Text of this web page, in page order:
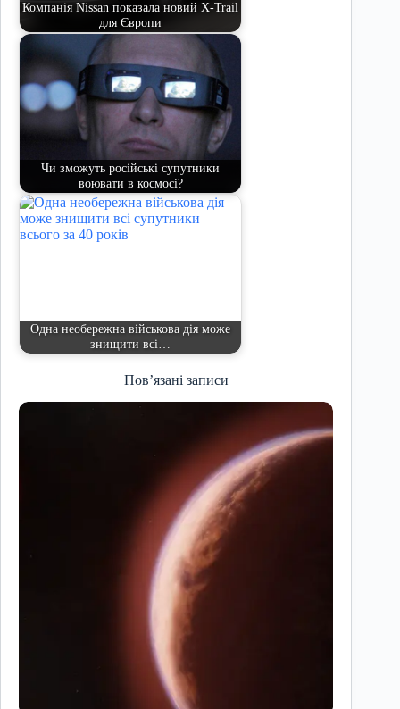
Компанія Nissan показала новий X-Trail
для Європи
Чи зможуть російські супутники
воювати в космосі?
Одна необережна військова дія може
знищити всі…
Пов’язані записи